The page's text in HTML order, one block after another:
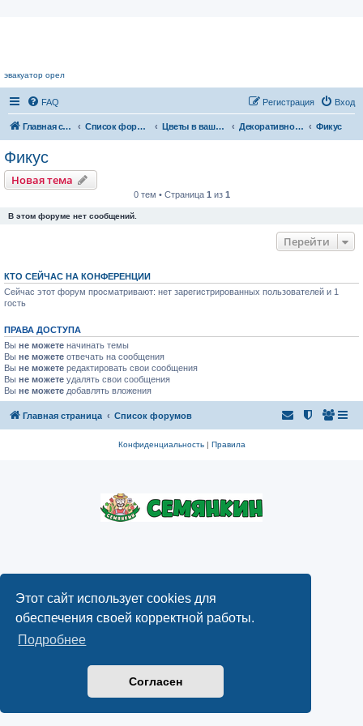
Этот сайт использует cookies для
обеспечения своей корректной работы.
Подробнее
Согласен
эвакуатор орел
FAQ Вход
Регистрация
Главная страница Список форумов Цветы в вашем доме Декоративнолиственные растения Фикус
Фикус
Новая тема
0 тем • Страница 1 из 1
В этом форуме нет сообщений.
Перейти
КТО СЕЙЧАС НА КОНФЕРЕНЦИИ
Сейчас этот форум просматривают: нет зарегистрированных пользователей и 1
гость
ПРАВА ДОСТУПА
Вы не можете начинать темы
Вы не можете отвечать на сообщения
Вы не можете редактировать свои сообщения
Вы не можете удалять свои сообщения
Вы не можете добавлять вложения
Главная страница Список форумов
Конфиденциальность| Правила